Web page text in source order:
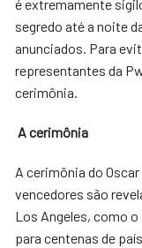
é extremamente
segredo até a noite
anunciados. Para
representantes da
cerimônia.
A cerimônia
A cerimônia do
vencedores são
Los Angeles, como
para centenas de